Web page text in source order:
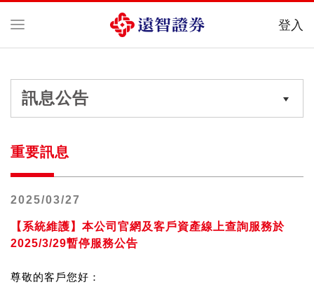
登入
訊息公告
重要訊息
2025/03/27
【系統維護】本公司官網及客戶資產線上查詢服務於
2025/3/29暫停服務公告
尊敬的客戶您好：